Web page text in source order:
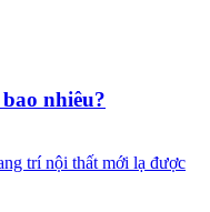
nhiêu?
trí nội thất mới lạ được